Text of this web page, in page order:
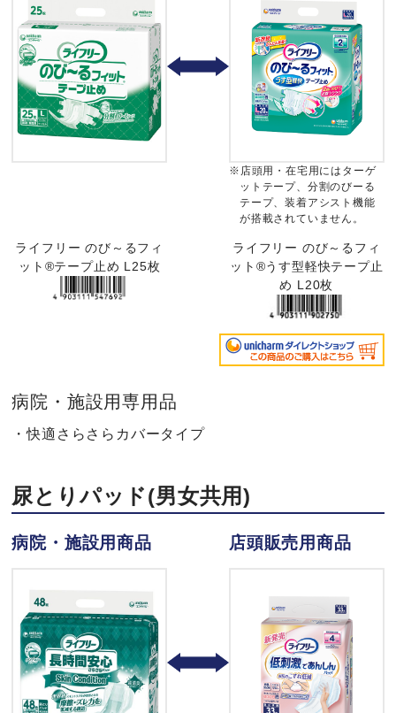
※店頭用・在宅用にはターゲ
ットテープ、分割のびーる
テープ、装着アシスト機能
が搭載されていません。
ライフリー のび～るフィ
ット®テープ止め L25枚
ライフリー のび～るフィ
ット®うす型軽快テープ止
め L20枚
病院・施設用専用品
・快適さらさらカバータイプ
尿とりパッド(男女共用)
病院・施設用商品 店頭販売用商品